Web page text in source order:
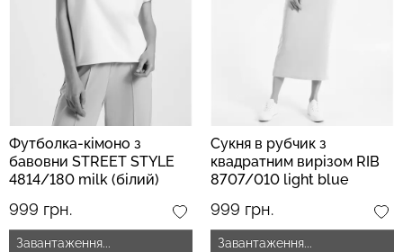
Футболка-кімоно з
бавовни STREET STYLE
4814/180 milk (білий)
999 грн.
Завантаження...
Сукня в рубчик з
квадратним вирізом RIB
8707/010 light blue
999 грн.
Завантаження...
Безшовні стрінги STRING
BRIEFS (чорний) Giulia
179 грн.299 грн.
Топ на бретелях в рубчик
CAMI TOP RIB white (білий)
299 грн.499 грн.